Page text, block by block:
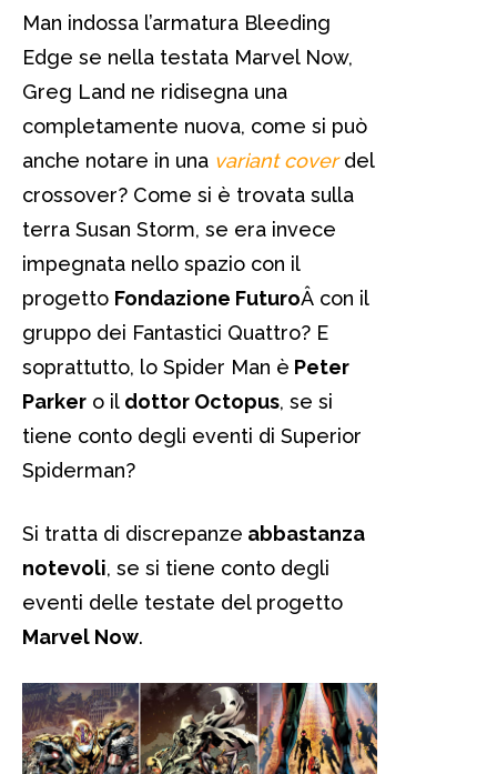
Man indossa l’armatura Bleeding
Edge se nella testata Marvel Now,
Greg Land ne ridisegna una
completamente nuova, come si può
anche notare in una variant coverdel
crossover? Come si è trovata sulla
terra Susan Storm, se era invece
impegnata nello spazio con il
progetto Fondazione FuturoÂ con il
gruppo dei Fantastici Quattro? E
soprattutto, lo Spider Man è Peter
Parker o il dottor Octopus, se si
tiene conto degli eventi di Superior
Spiderman?
Si tratta di discrepanze abbastanza
notevoli, se si tiene conto degli
eventi delle testate del progetto
Marvel Now.